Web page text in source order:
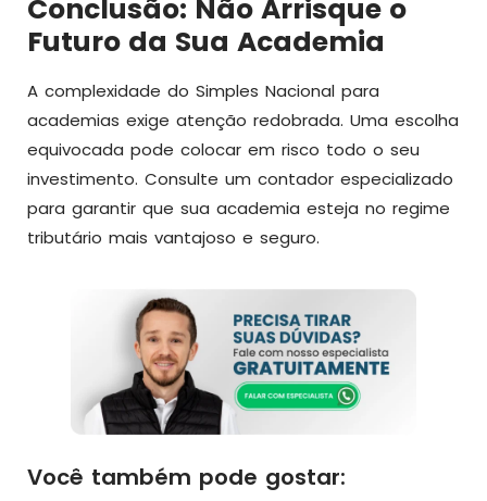
Conclusão: Não Arrisque o
Futuro da Sua Academia
A complexidade do Simples Nacional para
academias exige atenção redobrada. Uma escolha
equivocada pode colocar em risco todo o seu
investimento. Consulte um contador especializado
para garantir que sua academia esteja no regime
tributário mais vantajoso e seguro.
Você também pode gostar: